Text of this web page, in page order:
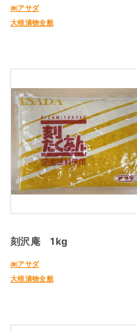
㈱アサダ
大根漬物全般
刻沢庵 1kg
㈱アサダ
大根漬物全般